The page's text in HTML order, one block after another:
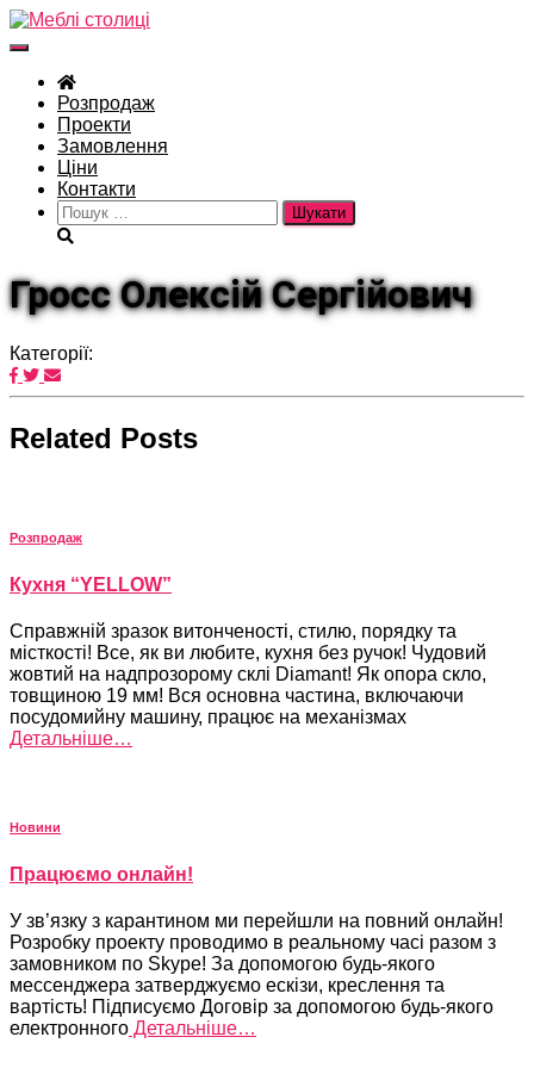
Перемкнути
навігацію
Розпродаж
Проекти
Замовлення
Ціни
Контакти
Пошук:
Гросс Олексій Сергійович
Категорії:
Related Posts
Розпродаж
Кухня “YELLOW”
Справжній зразок витонченості, стилю, порядку та
місткості! Все, як ви любите, кухня без ручок! Чудовий
жовтий на надпрозорому склі Diamant! Як опора скло,
товщиною 19 мм! Вся основна частина, включаючи
посудомийну машину, працює на механізмах
Детальніше…
Новини
Працюємо онлайн!
У зв’язку з карантином ми перейшли на повний онлайн!
Розробку проекту проводимо в реальному часі разом з
замовником по Skype! За допомогою будь-якого
мессенджера затверджуємо ескізи, креслення та
вартість! Підписуємо Договір за допомогою будь-якого
електронного Детальніше…